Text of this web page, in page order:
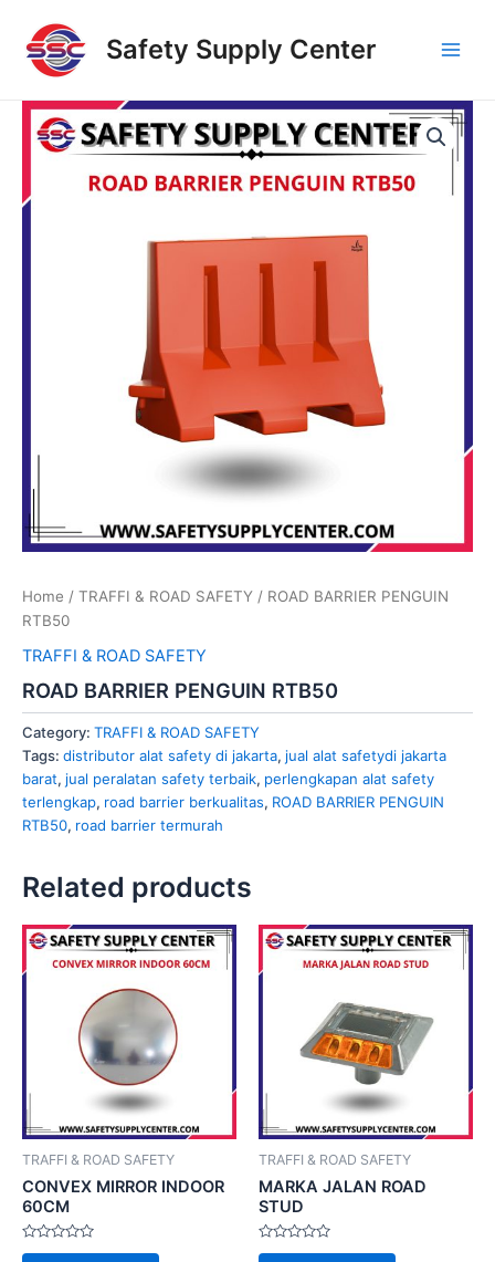
content
Safety Supply Center
Home / TRAFFI & ROAD SAFETY / ROAD BARRIER PENGUIN
RTB50
TRAFFI & ROAD SAFETY
ROAD BARRIER PENGUIN RTB50
Category: TRAFFI & ROAD SAFETY
Tags: distributor alat safety di jakarta, jual alat safetydi jakarta
barat, jual peralatan safety terbaik, perlengkapan alat safety
terlengkap, road barrier berkualitas, ROAD BARRIER PENGUIN
RTB50, road barrier termurah
Related products
TRAFFI & ROAD SAFETY
CONVEX MIRROR INDOOR
60CM
Rated
TRAFFI & ROAD SAFETY
MARKA JALAN ROAD
STUD
Rated